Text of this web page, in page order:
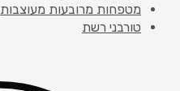
מטפחות מרובעות מעוצבות
טורבני רשת